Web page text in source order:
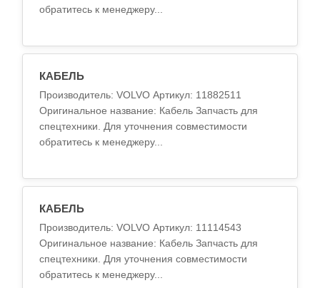
обратитесь к менеджеру...
КАБЕЛЬ
Производитель: VOLVO Артикул: 11882511
Оригинальное название: Кабель Запчасть для
спецтехники. Для уточнения совместимости
обратитесь к менеджеру...
КАБЕЛЬ
Производитель: VOLVO Артикул: 11114543
Оригинальное название: Кабель Запчасть для
спецтехники. Для уточнения совместимости
обратитесь к менеджеру...